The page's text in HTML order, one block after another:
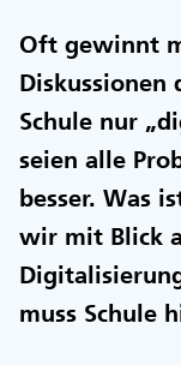
Oft gewinnt
Diskussionen
Schule nur
seien alle
besser. Was
wir mit Blick
muss Schule